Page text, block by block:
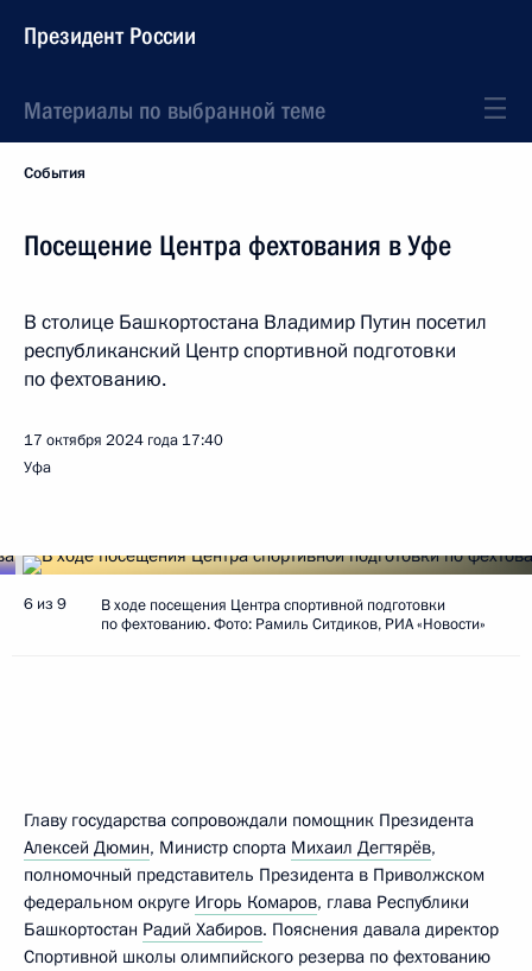
Президент России
Материалы по выбранной теме
События
Посещение Центра фехтования в Уфе
В столице Башкортостана Владимир Путин посетил
республиканский Центр спортивной подготовки
по фехтованию.
17 октября 2024 года 17:40
Уфа
6 из 9
В ходе посещения Центра спортивной подготовки
по фехтованию. Фото: Рамиль Ситдиков, РИА «Новости»
Главу государства сопровождали помощник Президента
Алексей Дюмин, Министр спорта Михаил Дегтярёв,
полномочный представитель Президента в Приволжском
федеральном округе Игорь Комаров, глава Республики
Башкортостан Радий Хабиров. Пояснения давала директор
Спортивной школы олимпийского резерва по фехтованию